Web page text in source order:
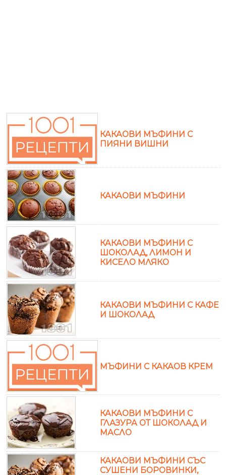
КАКАОВИ МЪФИНИ С
ПИЯНИ ВИШНИ
КАКАОВИ МЪФИНИ
КАКАОВИ МЪФИНИ С
ШОКОЛАД, ЛИМОН И
КИСЕЛО МЛЯКО
КАКАОВИ МЪФИНИ С КАФЕ
И ШОКОЛАД
МЪФИНИ С КАКАОВ КРЕМ
КАКАОВИ МЪФИНИ С
ГЛАЗУРА ОТ ШОКОЛАД И
МАСЛО
КАКАОВИ МЪФИНИ СЪС
СУШЕНИ БОРОВИНКИ,